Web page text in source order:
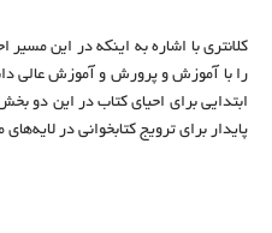
کلانتری با اشاره به اینکه در این مسیر
را با آموزش و پرورش و آموزش عالی
ابتدایی برای احیای کتاب در این دو
پایدار برای ترویج کتابخوانی در